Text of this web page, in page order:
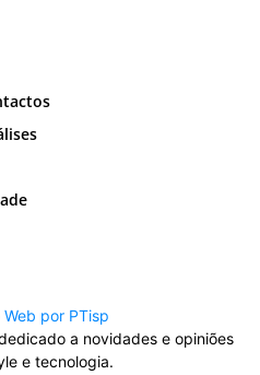
por PTisp
a novidades e opiniões
e tecnologia.